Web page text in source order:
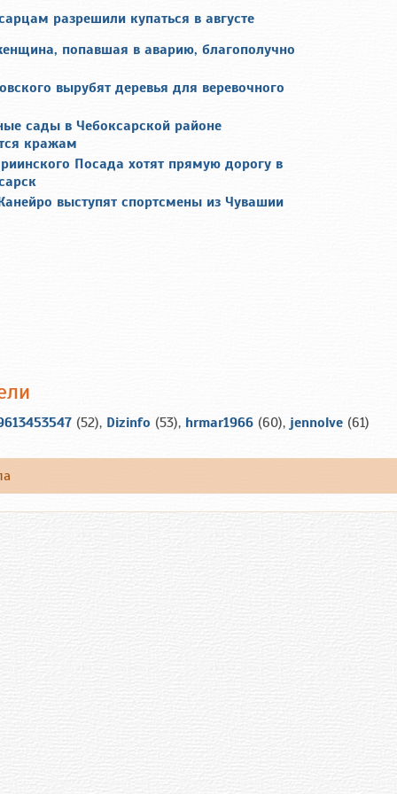
разрешили купаться в августе
попавшая в аварию, благополучно
вырубят деревья для веревочного
сады в Чебоксарской районе
кражам
Посада хотят прямую дорогу в
выступят спортсмены из Чувашии
(52), Dizinfo (53), hrmar1966 (60), jennolve (61)